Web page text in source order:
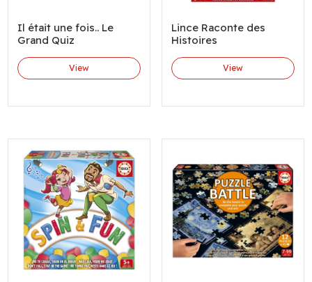
Il était une fois.. Le
Grand Quiz
View
Lince Raconte des
Histoires
View